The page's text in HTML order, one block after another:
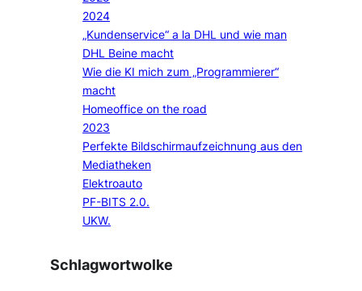
2024
„Kundenservice“ a la DHL und wie man
DHL Beine macht
Wie die KI mich zum „Programmierer“
macht
Homeoffice on the road
2023
Perfekte Bildschirmaufzeichnung aus den
Mediatheken
Elektroauto
PF-BITS 2.0.
UKW.
Schlagwortwolke